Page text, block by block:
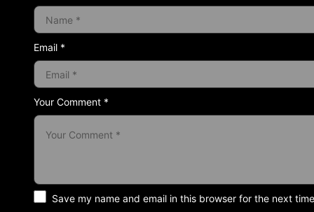
Your Comment *
Email *
Save my name and email in this browser for the next